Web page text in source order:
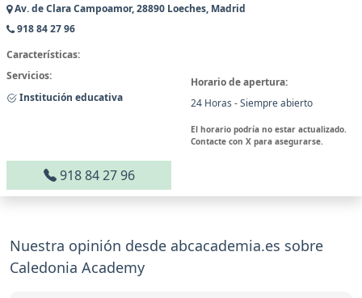
Av. de Clara Campoamor, 28890 Loeches, Madrid
918 84 27 96
Características:
Servicios:
Institución educativa
Horario de apertura:
24 Horas - Siempre abierto
El horario podría no estar actualizado.
Contacte con X para asegurarse.
918 84 27 96
Nuestra opinión desde abcacademia.es sobre
Caledonia Academy